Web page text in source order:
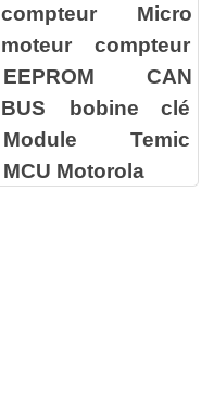
compteur
Micro
moteur compteur
EEPROM
CAN
BUS
bobine clé
Module Temic
MCU Motorola